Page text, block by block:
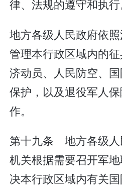
律、法规的遵守和执行
地方各级人民政府依
管理本行政区域内的
济动员、人民防空、
保护，以及退役军人
作。
第十九条 地方各级人
机关根据需要召开军
决本行政区域内有关国